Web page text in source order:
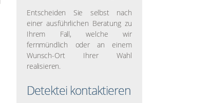
Entscheiden Sie selbst nach
einer ausführlichen Beratung zu
Ihrem Fall, welche wir
fernmündlich oder an einem
Wunsch-Ort Ihrer Wahl
realisieren.
Detektei kontaktieren